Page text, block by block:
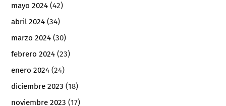
mayo 2024 (42)
abril 2024 (34)
marzo 2024 (30)
febrero 2024 (23)
enero 2024 (24)
diciembre 2023 (18)
noviembre 2023 (17)